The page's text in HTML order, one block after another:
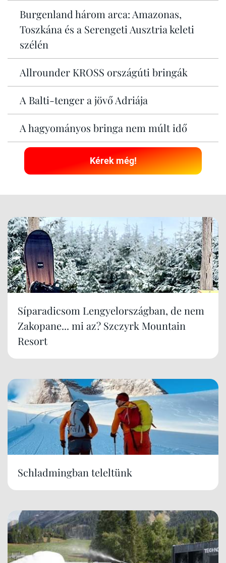
Burgenland három arca: Amazonas,
Toszkána és a Serengeti Ausztria keleti
szélén
Allrounder KROSS országúti bringák
A Balti-tenger a jövő Adriája
A hagyományos bringa nem múlt idő
Kérek még!
Síparadicsom Lengyelországban, de nem
Zakopane... mi az? Szczyrk Mountain
Resort
Schladmingban teleltünk